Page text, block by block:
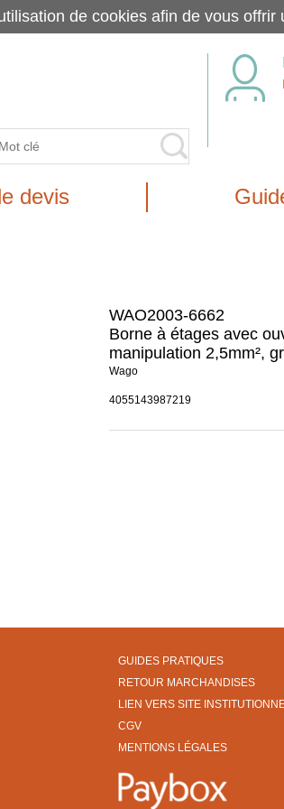
devis
WAO2003-6662
Borne à étages avec
manipulation 2,5mm²,
Wago
4055143987219
GUIDES PRATIQUES
RETOUR MARCHANDISES
LIEN VERS SITE
CGV
MENTIONS LÉGALES
de cookies afin de vous